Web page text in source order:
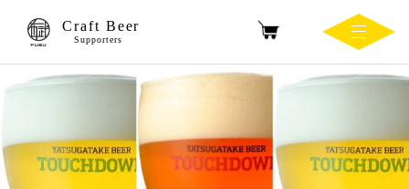
Craft Beer
Supporters